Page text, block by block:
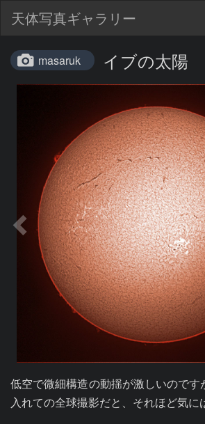
天体写真ギャラリー
masaruk イブの太陽
低空で微細構造の動揺が激しいのです
入れての全球撮影だと、それほど気に